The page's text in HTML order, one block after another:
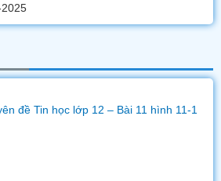
đề Tin học lớp 12 – Bài 11 hình 11-1